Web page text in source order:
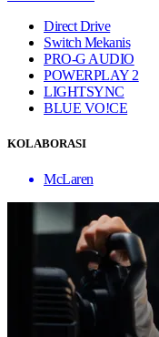
Direct Drive
Switch Mekanis
PRO-G AUDIO
POWERPLAY 2
LIGHTSYNC
BLUE VO!CE
KOLABORASI
McLaren